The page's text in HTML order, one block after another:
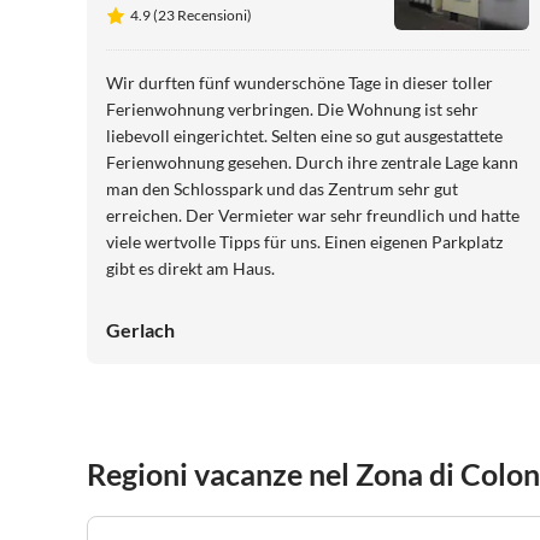
4.9 (23 Recensioni)
Wir durften fünf wunderschöne Tage in dieser toller
Ferienwohnung verbringen. Die Wohnung ist sehr
liebevoll eingerichtet. Selten eine so gut ausgestattete
Ferienwohnung gesehen. Durch ihre zentrale Lage kann
man den Schlosspark und das Zentrum sehr gut
erreichen. Der Vermieter war sehr freundlich und hatte
viele wertvolle Tipps für uns. Einen eigenen Parkplatz
gibt es direkt am Haus.
Gerlach
Regioni vacanze nel Zona di